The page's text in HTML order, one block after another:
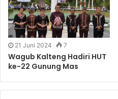
21 Juni 2024 7
Wagub Kalteng Hadiri HUT
ke-22 Gunung Mas